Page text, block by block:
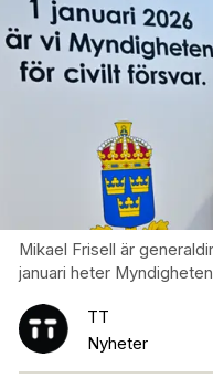
Mikael Frisell är
januari heter
TT
Nyheter